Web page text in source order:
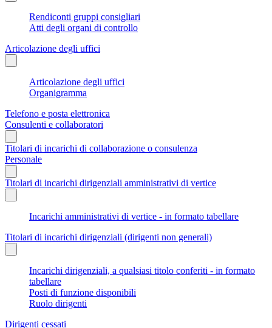
Rendiconti gruppi consigliari
Atti degli organi di controllo
Articolazione degli uffici
Articolazione degli uffici
Organigramma
Telefono e posta elettronica
Consulenti e collaboratori
Titolari di incarichi di collaborazione o consulenza
Personale
Titolari di incarichi dirigenziali amministrativi di vertice
Incarichi amministrativi di vertice - in formato tabellare
Titolari di incarichi dirigenziali (dirigenti non generali)
Incarichi dirigenziali, a qualsiasi titolo conferiti - in formato
tabellare
Posti di funzione disponibili
Ruolo dirigenti
Dirigenti cessati